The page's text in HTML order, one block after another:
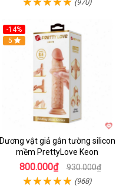
(970)
-14%
5
Dương vật giả gắn tường silicon
mềm PrettyLove Keon
800.000₫ 930.000₫
(968)